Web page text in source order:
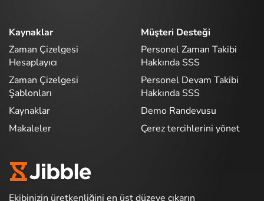
Kaynaklar
Zaman Çizelgesi
Hesaplayıcı
Zaman Çizelgesi
Şablonları
Kaynaklar
Makaleler
Müşteri Desteği
Personel Zaman Takibi
Hakkında SSS
Personel Devam Takibi
Hakkında SSS
Demo Randevusu
Çerez tercihlerini yönet
Ekibinizin üretkenliğini en üst düzeye çıkarın